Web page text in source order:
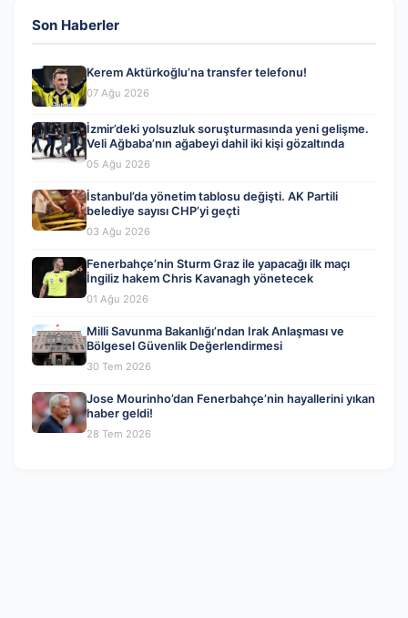
Son Haberler
Kerem Aktürkoğlu’na transfer telefonu!
07 Ağu 2026
İzmir’deki yolsuzluk soruşturmasında yeni gelişme.
Veli Ağbaba’nın ağabeyi dahil iki kişi gözaltında
05 Ağu 2026
İstanbul’da yönetim tablosu değişti. AK Partili
belediye sayısı CHP’yi geçti
03 Ağu 2026
Fenerbahçe’nin Sturm Graz ile yapacağı ilk maçı
İngiliz hakem Chris Kavanagh yönetecek
01 Ağu 2026
Milli Savunma Bakanlığı’ndan Irak Anlaşması ve
Bölgesel Güvenlik Değerlendirmesi
30 Tem 2026
Jose Mourinho’dan Fenerbahçe’nin hayallerini yıkan
haber geldi!
28 Tem 2026